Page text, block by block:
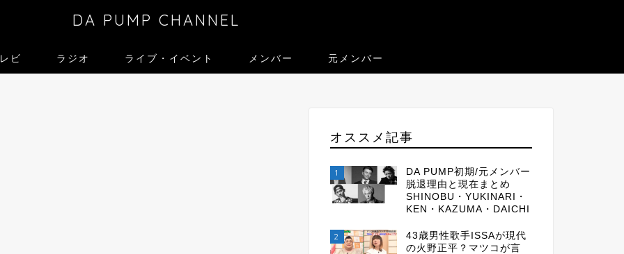
DA PUMP CHANNEL
ビ ラジオ ライブ・イベント メンバー 元メンバー
オススメ記事
1
DA PUMP初期/元メンバー
脱退理由と現在まとめ
SHINOBU・YUKINARI・
KEN・KAZUMA・DAICHI
2
43歳男性歌手ISSAが現代
の火野正平？マツコが言